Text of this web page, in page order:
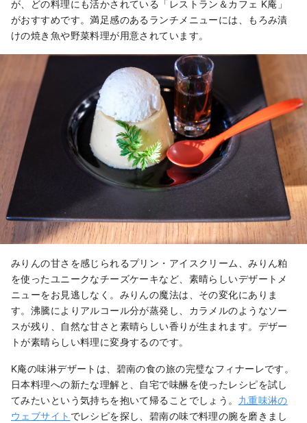
が、どの料理にも活かされている「レストラン＆カフェ K庵」
がおすすめです。満足感のあるランチメニューには、もろみ漬
けの焼き魚や野菜料理が用意されています。
みりんの甘さを感じられるプリン・アイスクリーム、みりん粕
を使ったユニークなチーズケーキなど、素晴らしいデザートメ
ニューをお見逃しなく。みりんの魔法は、その変化にありま
す。沸騰によりアルコール分が蒸発し、カラメルのようなソー
スが残り、自然な甘さと素晴らしい香りが生まれます。デザー
トが素晴らしい料理に変身するのです。
K庵の味淋デザートは、碧南の食の旅の完璧なフィナーレです。
日本料理への新たな理解と、自宅で味醂を使ったレシピを試し
てみたいという気持ちを抱いて帰ることでしょう。 九重味淋の
ウェブサイト でレシピを探し、碧南の味で料理の腕を磨きまし